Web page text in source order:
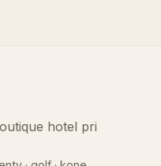
hotel pri